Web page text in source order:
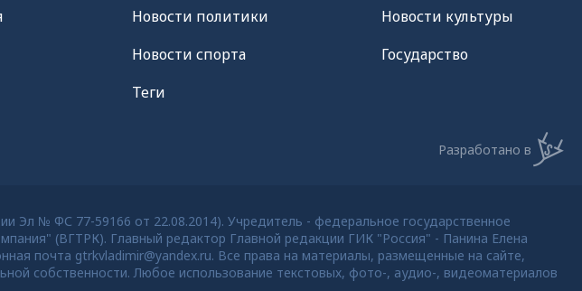
Новости политики
Новости спорта
Теги
Новости культуры
Государство
Разработано в
Эл № ФС 77-59166 от 22.08.2014). Учредитель - федеральное государственное
(ВГТРК). Главный редактор Главной редакции ГИК "Россия" - Панина Елена
почта gtrkvladimir@yandex.ru. Все права на материалы, размещенные на сайте,
собственности. Любое использование текстовых, фото-, аудио-, видеоматериалов